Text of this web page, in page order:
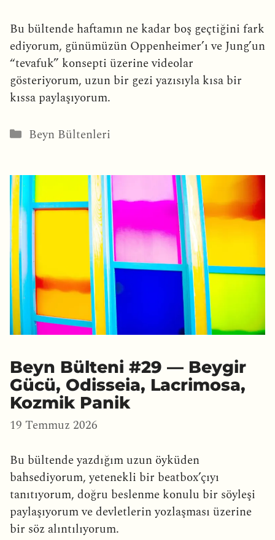
Bu bültende haftamın ne kadar boş geçtiğini fark
ediyorum, günümüzün Oppenheimer’ı ve Jung’un
“tevafuk” konsepti üzerine videolar
gösteriyorum, uzun bir gezi yazısıyla kısa bir
kıssa paylaşıyorum.
Kategoriler
Beyn Bültenleri
Beyn Bülteni #29 — Beygir
Gücü, Odisseia, Lacrimosa,
Kozmik Panik
19 Temmuz 2026
Bu bültende yazdığım uzun öyküden
bahsediyorum, yetenekli bir beatbox’çıyı
tanıtıyorum, doğru beslenme konulu bir söyleşi
paylaşıyorum ve devletlerin yozlaşması üzerine
bir söz alıntılıyorum.